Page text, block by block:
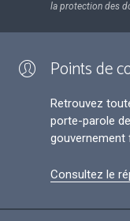
la protection des
Points de
Retrouvez
porte-parole
gouvernement
Consultez le